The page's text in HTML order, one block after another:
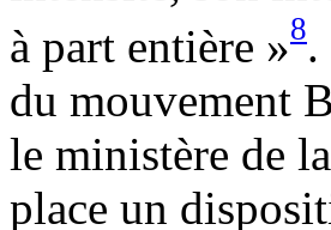
à part entière »8.
du mouvement
le ministère de
place un